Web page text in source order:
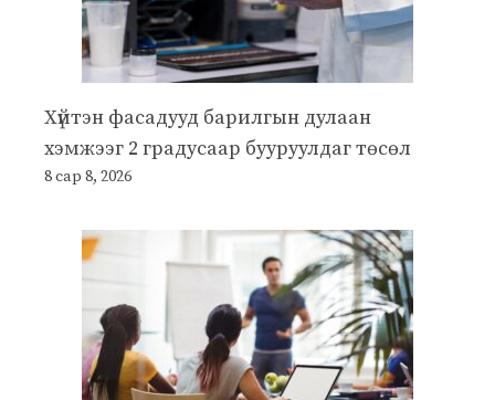
Хүйтэн фасадууд барилгын дулаан
хэмжээг 2 градусаар бууруулдаг төсөл
8 сар 8, 2026